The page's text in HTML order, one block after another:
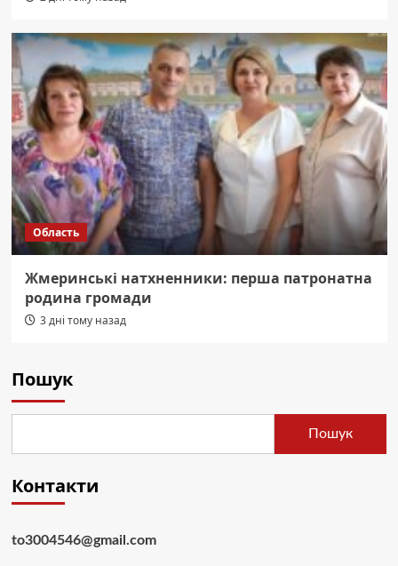
Область
Жмеринські натхненники: перша патронатна
родина громади
3 дні тому назад
Пошук
Пошук
Контакти
to3004546@gmail.com